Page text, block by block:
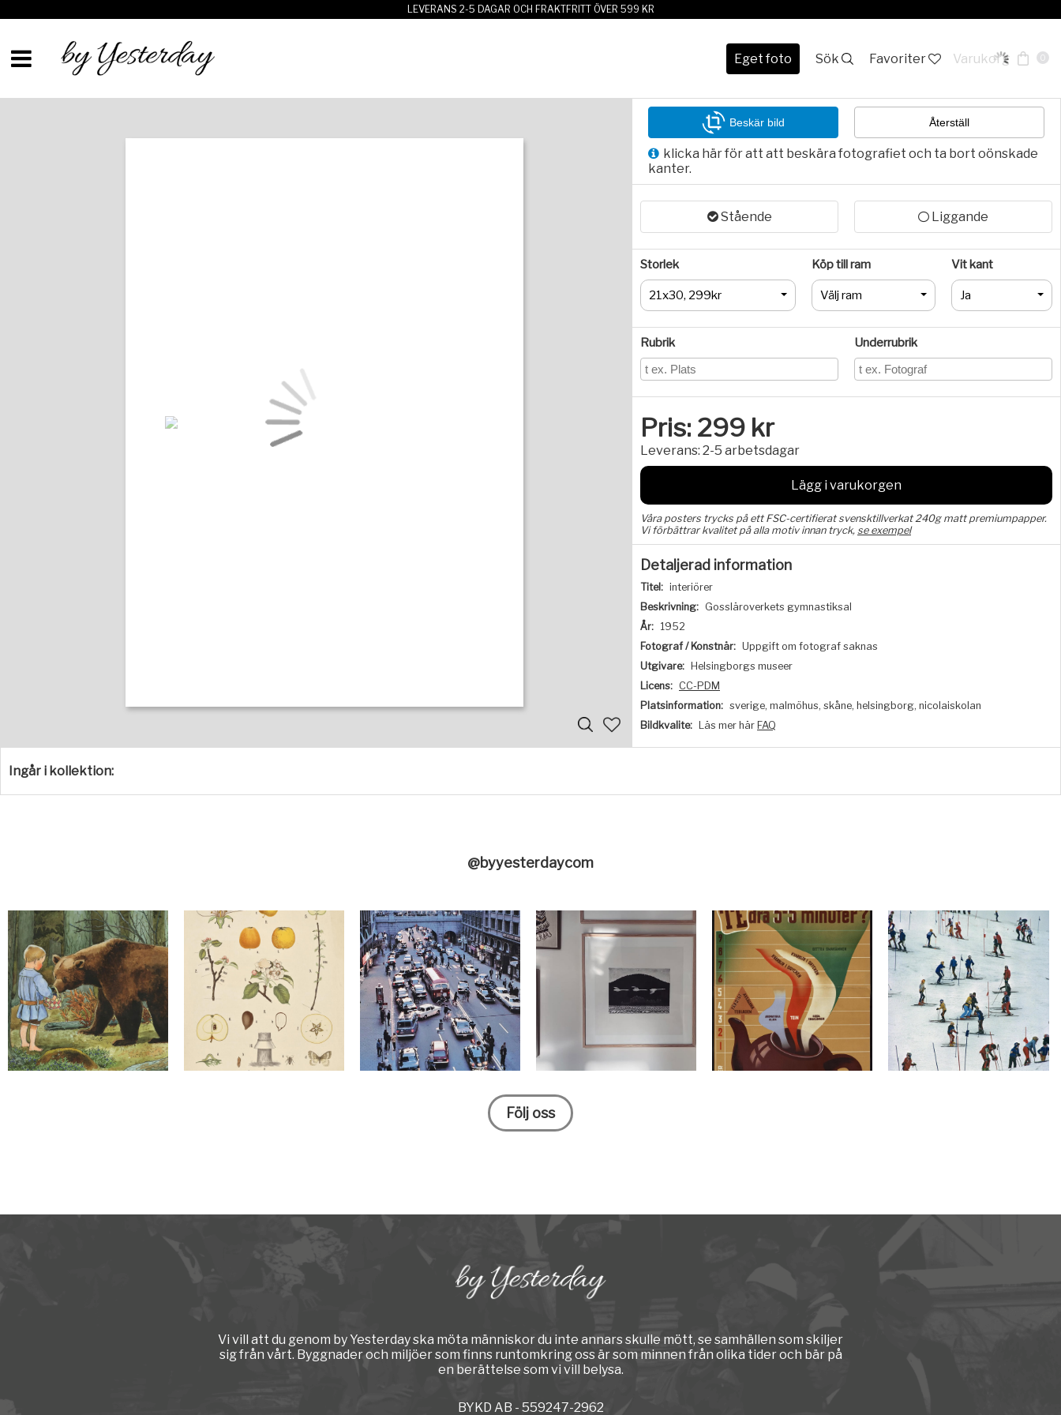
LEVERANS 2-5 DAGAR OCH FRAKTFRITT ÖVER 599 KR
Eget foto Sök Favoriter Varukorg 0
Beskär bild Återställ
klicka här för att att beskära fotografiet och ta bort oönskade
kanter.
Stående Liggande
Storlek
21x30, 299kr
Köp till ram
Välj ram
Vit kant
Ja
Rubrik Underrubrik
Pris: 299 kr
Leverans: 2-5 arbetsdagar
Lägg i varukorgen
Våra posters trycks på ett FSC-certifierat svensktillverkat 240g matt premiumpapper.
Vi förbättrar kvalitet på alla motiv innan tryck, se exempel
Detaljerad information
Titel: interiörer
Beskrivning: Gossläroverkets gymnastiksal
År: 1952
Fotograf / Konstnär: Uppgift om fotograf saknas
Utgivare:
Helsingborgs museer
Licens: CC-PDM
Platsinformation: sverige, malmöhus, skåne, helsingborg, nicolaiskolan
Bildkvalite:
Läs mer här FAQ
Ingår i kollektion:
@byyesterdaycom
Följ oss
Vi vill att du genom by Yesterday ska möta människor du inte annars skulle mött, se samhällen som skiljer
sig från vårt. Byggnader och miljöer som finns runtomkring oss är som minnen från olika tider och bär på
en berättelse som vi vill belysa.
BYKD AB - 559247-2962